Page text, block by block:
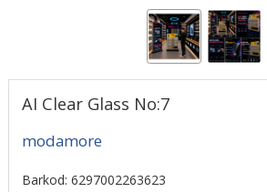
AI Clear Glass No:7
modamore
Barkod: 6297002263623